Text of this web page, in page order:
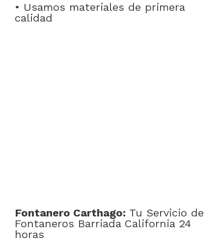
• Usamos materiales de primera
calidad
Fontanero Carthago: Tu Servicio de
Fontaneros Barriada California 24
horas